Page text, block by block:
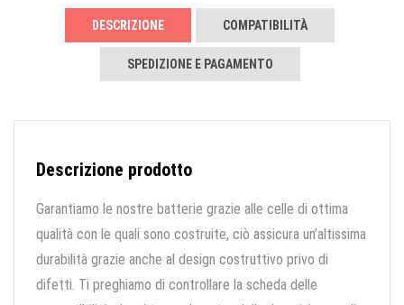
DESCRIZIONE COMPATIBILITÀ
SPEDIZIONE E PAGAMENTO
Descrizione prodotto
Garantiamo le nostre batterie grazie alle celle di ottima
qualità con le quali sono costruite, ciò assicura un’altissima
durabilità grazie anche al design costruttivo privo di
difetti. Ti preghiamo di controllare la scheda delle